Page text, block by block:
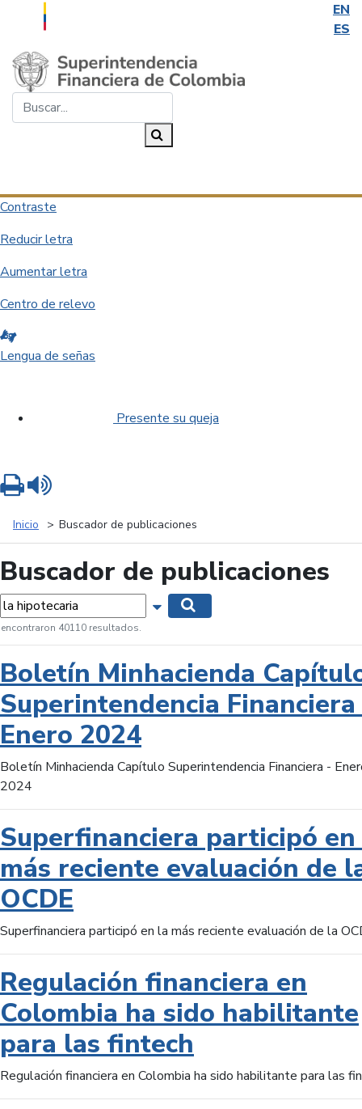
EN
ES
Saltar al contenido principal
Contraste
Reducir letra
Aumentar letra
Centro de relevo
Lengua de señas
Presente su queja
Inicio Buscador de publicaciones
Buscador de publicaciones
Mostrar opciones de búsqueda
encontraron 40110 resultados.
Boletín Minhacienda
Superintendencia
Enero 2024
Boletín Minhacienda Capítulo Superintendencia Financiera -
2024
Superfinanciera participó
más reciente evaluación de
OCDE
Superfinanciera participó en la más reciente evaluación de la
Regulación financiera en
Colombia ha sido habilitante
para las fintech
Regulación financiera en Colombia ha sido habilitante para las
Imprimir